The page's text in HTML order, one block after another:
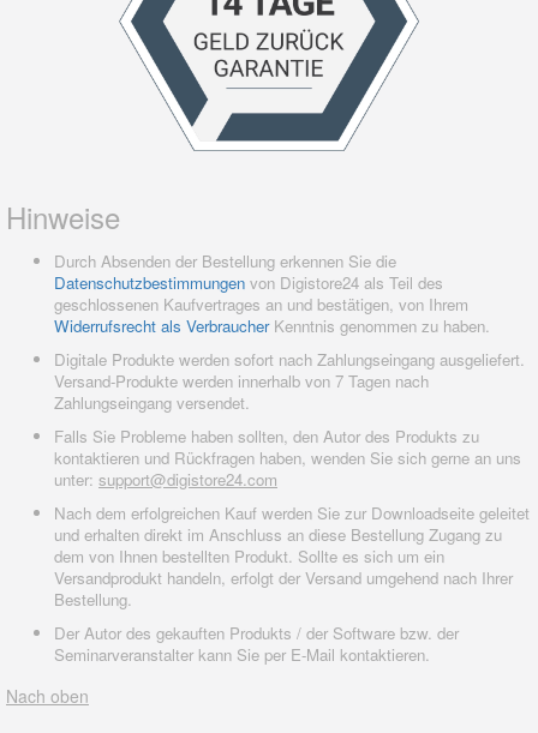
Hinweise
Durch Absenden der Bestellung erkennen Sie die
Datenschutzbestimmungen von Digistore24 als Teil des
geschlossenen Kaufvertrages an und bestätigen, von Ihrem
Widerrufsrecht als VerbraucherKenntnis genommen zu haben.
Digitale Produkte werden sofort nach Zahlungseingang ausgeliefert.
Versand-Produkte werden innerhalb von 7 Tagen nach
Zahlungseingang versendet.
Falls Sie Probleme haben sollten, den Autor des Produkts zu
kontaktieren und Rückfragen haben, wenden Sie sich gerne an uns
unter: support@digistore24.com
Nach dem erfolgreichen Kauf werden Sie zur Downloadseite geleitet
und erhalten direkt im Anschluss an diese Bestellung Zugang zu
dem von Ihnen bestellten Produkt. Sollte es sich um ein
Versandprodukt handeln, erfolgt der Versand umgehend nach Ihrer
Bestellung.
Der Autor des gekauften Produkts / der Software bzw. der
Seminarveranstalter kann Sie per E-Mail kontaktieren.
Nach oben